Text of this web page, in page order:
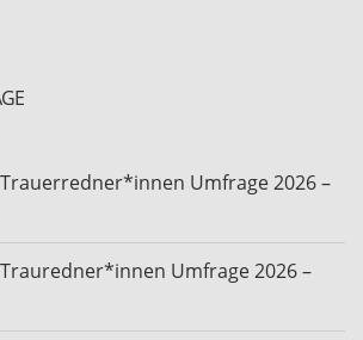
Umfrage 2026 –
Umfrage 2026 –